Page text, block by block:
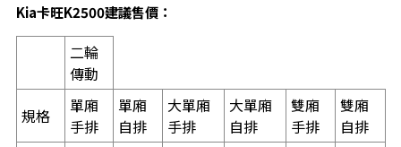
Kia卡旺K2500建議售價：
二輪
傳動
規格
單廂
手排
單廂
自排
大單廂
手排
大單廂
自排
雙廂
手排
雙廂
自排